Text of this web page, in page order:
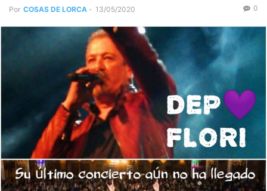
Por COSAS DE LORCA - 13/05/2020 0